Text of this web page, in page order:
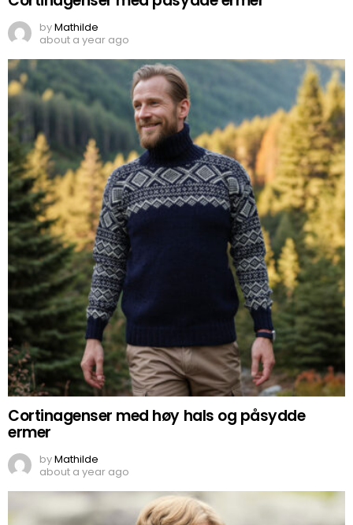
byMathilde
about a year ago
Cortinagenser med høy hals og påsydde
ermer
byMathilde
about a year ago